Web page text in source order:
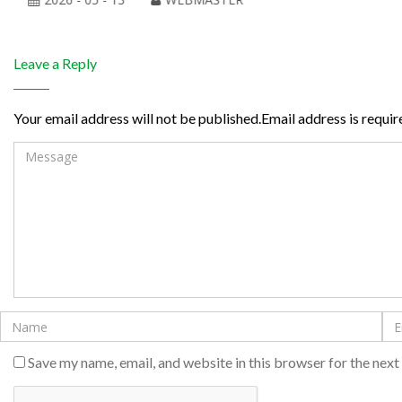
Leave a Reply
Your email address will not be published.Email address is
Save my name, email, and website in this browser for the